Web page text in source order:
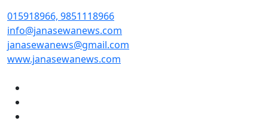
015918966, 9851118966
info@janasewanews.com
janasewanews@gmail.com
www.janasewanews.com